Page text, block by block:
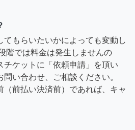
てもらいたいかによっても変動し
階では料金は発生しませんの
チケットに「依頼申請」を頂い
い合わせ、ご相談ください。
前払い決済前）であれば、キャ